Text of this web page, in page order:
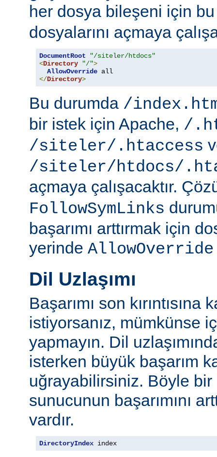
her dosya bileşeni için
dosyalarını açmaya
DocumentRoot
"/siteler/htdocs"
<Directory "/">
AllowOverride
</Directory>
Bu durumda /
bir istek için Apache, /
/siteler/.htaccess
/siteler/htdocs/
açmaya çalışacaktır.
FollowSymLinks
başarımı arttırmak için
yerinde AllowOverride
Dil Uzlaşımı
Başarımı son kırıntısına
istiyorsanız, mümkünse
yapmayın. Dil
isterken büyük başarım
uğrayabilirsiniz. Böyle bir
sunucunun başarımını
vardır.
DirectoryIndex index